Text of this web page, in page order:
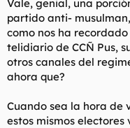
Baja ya de políticos y
Basta ya de balidos
manipulaciones y
meter el bisturí y
pararle los pies a los
Mano dura, es lo que el
agradece. El mejor
consecuencias.
Vale, genial, una
partido anti-
como nos ha
telidiario de CCÑ Pus,
otros canales del
ahora que?
Cuando sea la hora de
estos mismos